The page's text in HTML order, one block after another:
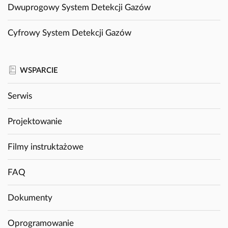
Dwuprogowy System Detekcji Gazów
Cyfrowy System Detekcji Gazów
WSPARCIE
Serwis
Projektowanie
Filmy instruktażowe
FAQ
Dokumenty
Oprogramowanie